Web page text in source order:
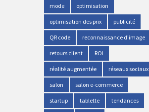
mode optimisation
optimisation des prix publicité
QR code reconnaissance d'image
retours client ROI
réalité augmentée réseaux sociaux
salon salon e-commerce
startup tablette tendances